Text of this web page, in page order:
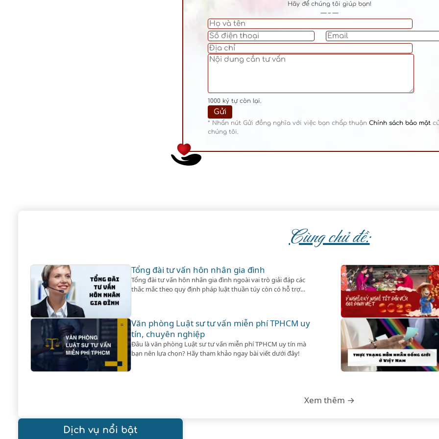
Hãy để chúng tôi giúp bạn!
— – —
1000 ký tự còn lại.
* Nhấn nút Gửi đồng nghĩa với việc bạn chấp thuận Chính sách bảo mật
chúng tôi.
Cùng chủ đề:
Tổng đài tư vấn hôn nhân gia đình
Tổng đài tư vấn hôn nhân gia đình ngoài vai trò giải đáp các
thắc mắc theo quy định pháp luật thuần túy còn có hỗ trợ
Văn phòng Luật sư tư vấn miễn phí TPHCM uy
tín, chuyên nghiệp
Đâu là văn phòng Luật sư tư vấn miễn phí TPHCM uy tín mà
bạn nên lựa chọn? Hãy tham khảo ngay bài viết dưới đây!
Xem thêm →
Dịch vụ nổi bật